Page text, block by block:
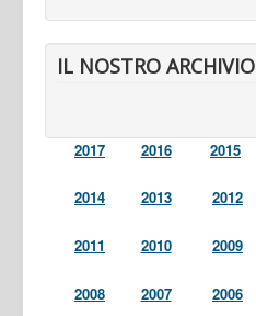
IL NOSTRO ARCHIVIO
2017 2016 2015
2014 2013 2012
2011 2010 2009
2008 2007 2006